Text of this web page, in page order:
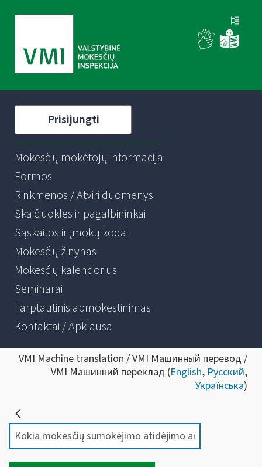
Prisijungti
Mokesčių mokėtojų informacija
Formos
Rinkmenos / Atviri duomenys
Skaičiuoklės ir pagalbininkai
Sąskaitos ir įmokų kodai
Mokesčių žinynas
Mokesčių kalendorius
Seminarai
Tarptautinis apmokestinimas
Kontaktai / Apklausa
VMI Machine translation / VMI Машинный перевод /
VMI Машинний переклад (English, Русский,
Українська)